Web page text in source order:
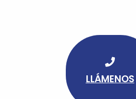
LLÁMENOS